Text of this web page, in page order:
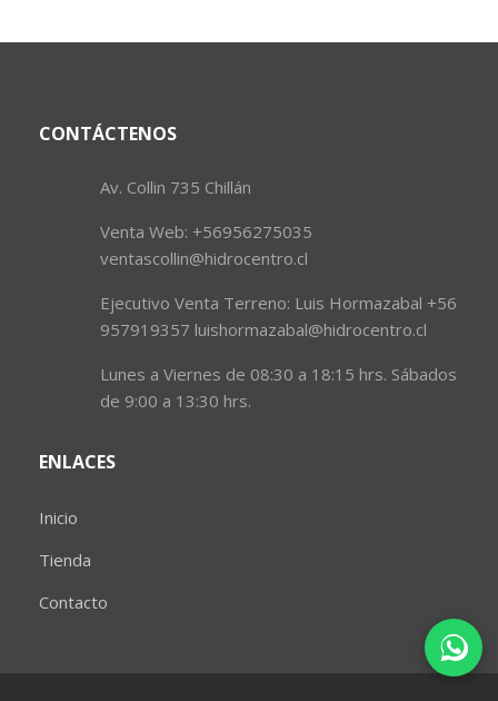
CONTÁCTENOS
Av. Collin 735 Chillán
Venta Web: +56956275035
ventascollin@hidrocentro.cl
Ejecutivo Venta Terreno: Luis Hormazabal +56
957919357 luishormazabal@hidrocentro.cl
Lunes a Viernes de 08:30 a 18:15 hrs. Sábados
de 9:00 a 13:30 hrs.
ENLACES
Inicio
Tienda
Contacto